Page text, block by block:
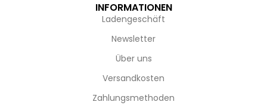
INFORMATIONEN
Ladengeschäft
Newsletter
Über uns
Versandkosten
Zahlungsmethoden